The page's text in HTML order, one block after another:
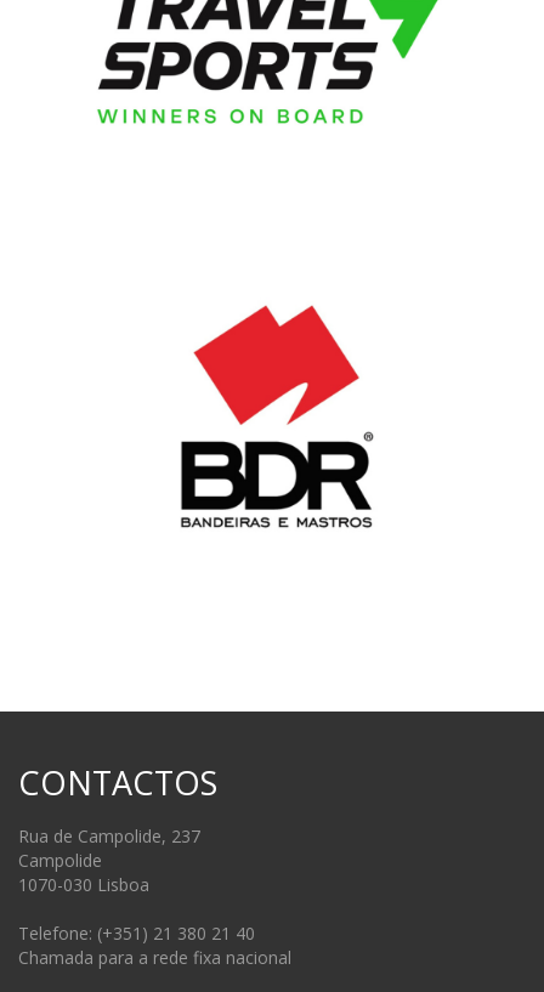
CONTACTOS
Rua de Campolide, 237
Campolide
1070-030 Lisboa
Telefone: (+351) 21 380 21 40
Chamada para a rede fixa nacional